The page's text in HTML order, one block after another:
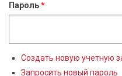
Пароль*
Создать новую учетную
Запросить новый пароль